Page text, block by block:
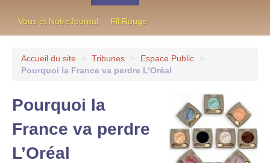
Vous et NotreJournal Fil Rouge
Accueil du site > Tribunes > Espace Public
>
Pourquoi la France va perdre L’Oréal
Pourquoi la
France va perdre
L’Oréal